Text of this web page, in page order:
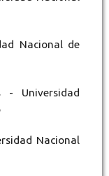
Nacional de
- Universidad
Nacional